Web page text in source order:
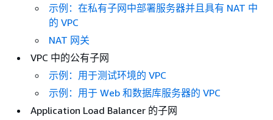
示例：在私有子网中部署服务器并且具有 NAT 中
的 VPC
NAT 网关
VPC 中的公有子网
示例：用于测试环境的 VPC
示例：用于 Web 和数据库服务器的 VPC
Application Load Balancer 的子网